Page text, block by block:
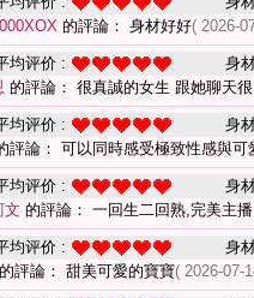
的評論： 身材好好( 2026-
均评价 : 身
的評論： 很真誠的女生 跟她聊天
均评价 : 身
評論： 可以同時感受極致性感與可
均评价 : 身
文 的評論： 一回生二回熟,完美主
均评价 : 身
的評論： 甜美可愛的寶寶( 2026-07-